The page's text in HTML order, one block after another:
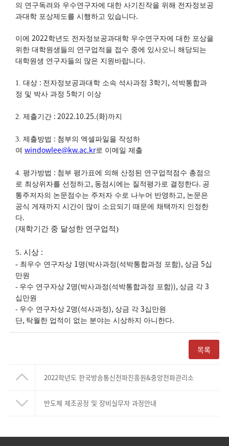
의 연구독려와 우수연구자에 대한 사기진작을 위해 전자정보공
과대학 포상제도를 시행하고 있습니다.
이에 2022학년도 전자정보공과대학 우수연구자에 대한 포상을
위한 대학원생들의 연구업적을 접수 중에 있사오니 해당되는
대학원생 연구자들의 많은 지원바랍니다.
1. 대상 : 전자정보공과대학 소속 석사과정 3학기 , 석박통합과
정 및 박사 과정 5학기 이상
2. 제출기간 : 2022.10.25.(화)까지
3. 제출방법 : 첨부의 엑셀파일을 작성하
여 windowlee@kw.ac.kr로 이메일 제출
4. 평가방법 : 첨부 평가표에 의해 산정된 연구업적점수 총점으
로 최상위자를 선정하고, 동점시에는 질적평가로 결정한다. 공
통주저자의 논문점수는 주저자 수로 나누어 반영하고, 논문은
공식 게재까지 시간이 많이 소요되기 때문에 채택까지 인정한
다.
(재학기간 중 달성한 연구업적)
5. 시상 :
- 최우수 연구자상 1명 (박사과정 (석박통합과정 포함), 상금 5십
만원
- 우수 연구자상 2명 (박사과정 (석박통합과정 포함)), 상금 각 3
십만원
- 우수 연구자상 2명 (석사과정), 상금 각 3십만원
단, 탁월한 업적이 없는 분야는 시상하지 아니한다.
목록
2022학년도 한국방송통신전파진흥원&중앙전파관리소
반도체 제조공정 및 장비실무자 과정안내